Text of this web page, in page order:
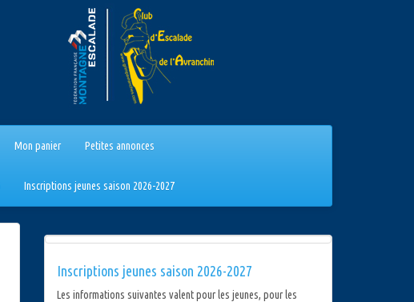
Mon panier Petites annonces
Inscriptions jeunes saison 2026-2027
Inscriptions jeunes saison 2026-2027
Les informations suivantes valent pour les jeunes, pour les